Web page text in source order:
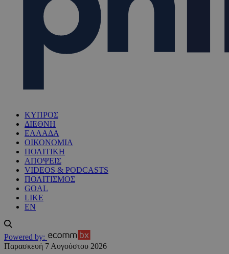
ΚΥΠΡΟΣ
ΔΙΕΘΝΗ
ΕΛΛΑΔΑ
ΟΙΚΟΝΟΜΙΑ
ΠΟΛΙΤΙΚΗ
ΑΠΟΨΕΙΣ
VIDEOS & PODCASTS
ΠΟΛΙΤΙΣΜΟΣ
GOAL
LIKE
EN
Powered by:
Παρασκευή 7 Αυγούστου 2026